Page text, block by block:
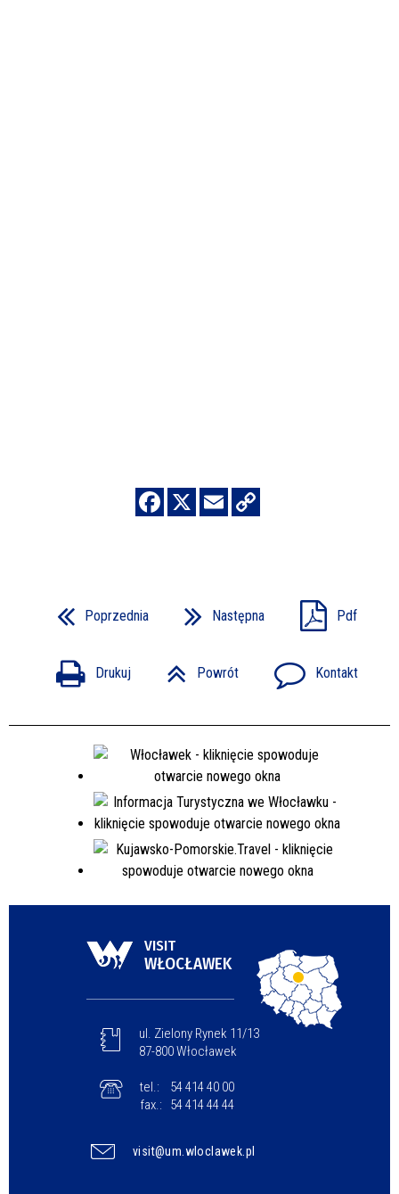
Poprzednia Następna Pdf
Drukuj Powrót Kontakt
VISIT
WŁOCŁAWEK
ul. Zielony Rynek 11/13
87-800 Włocławek
tel.:
54 414 40 00
fax.:
54 414 44 44
visit@um.wloclawek.pl